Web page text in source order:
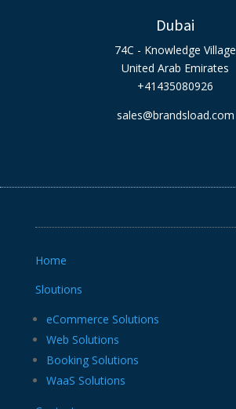
Dubai
74C - Knowledge Village
United Arab Emirates
+41435080926
sales@brandsload.com
Home
Sloutions
eCommerce Solutions
Web Solutions
Booking Solutions
WaaS Solutions